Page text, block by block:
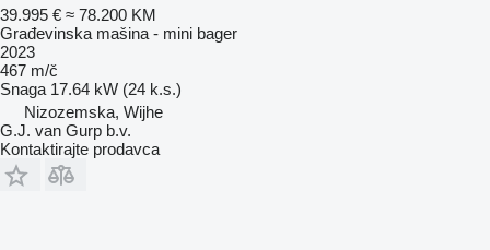
39.995 € ≈ 78.200 KM
Građevinska mašina - mini bager
2023
467 m/č
Snaga 17.64 kW (24 k.s.)
Nizozemska, Wijhe
G.J. van Gurp b.v.
Kontaktirajte prodavca